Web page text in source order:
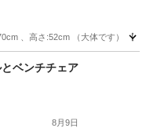
、高さ:52cm （大体です）
ベンチチェア
8月9日